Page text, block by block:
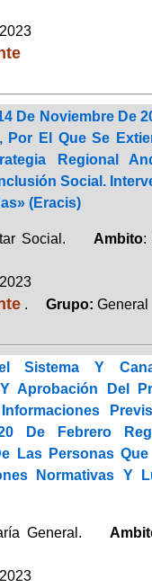
De Noviembre De
Por El Que Se
Regional
Social.
(Eracis)
Social. Ambito:
. Grupo: General
Sistema Y
Aprobación Del
De Febrero
Las Personas
Normativas Y
General.